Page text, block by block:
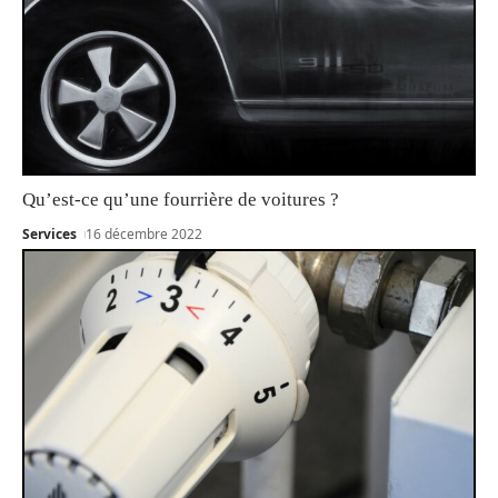
Qu’est-ce qu’une fourrière de voitures ?
Services 16 décembre 2022